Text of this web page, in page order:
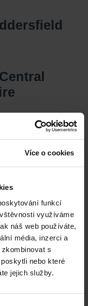
Více o cookies
funkcí
využíváme
náš web používáte,
média, inzerci a
s
nebo které
jejich služby.
London
University